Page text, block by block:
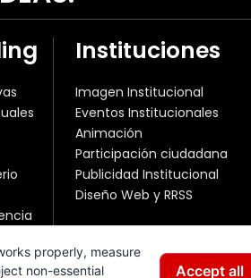
Instituciones
Imagen Institucional
Eventos Institucionales
Animación
Participación ciudadana
Publicidad Institucional
Diseño Web y RRSS
properly, measure
non-essential
Accept all